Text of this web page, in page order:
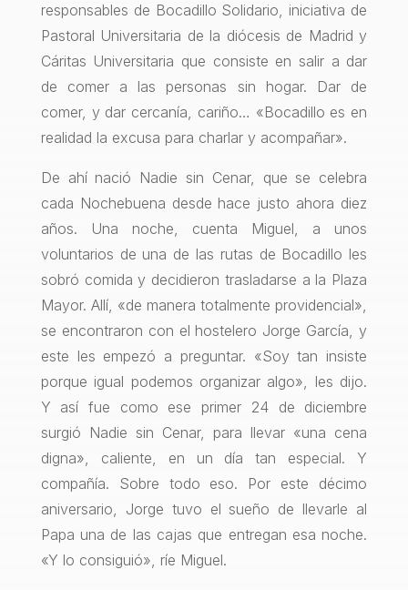
responsables de Bocadillo Solidario, iniciativa de
Pastoral Universitaria de la diócesis de Madrid y
Cáritas Universitaria que consiste en salir a dar
de comer a las personas sin hogar. Dar de
comer, y dar cercanía, cariño… «Bocadillo es en
realidad la excusa para charlar y acompañar».
De ahí nació Nadie sin Cenar, que se celebra
cada Nochebuena desde hace justo ahora diez
años. Una noche, cuenta Miguel, a unos
voluntarios de una de las rutas de Bocadillo les
sobró comida y decidieron trasladarse a la Plaza
Mayor. Allí, «de manera totalmente providencial»,
se encontraron con el hostelero Jorge García, y
este les empezó a preguntar. «Soy tan insiste
porque igual podemos organizar algo», les dijo.
Y así fue como ese primer 24 de diciembre
surgió Nadie sin Cenar, para llevar «una cena
digna», caliente, en un día tan especial. Y
compañía. Sobre todo eso. Por este décimo
aniversario, Jorge tuvo el sueño de llevarle al
Papa una de las cajas que entregan esa noche.
«Y lo consiguió», ríe Miguel.